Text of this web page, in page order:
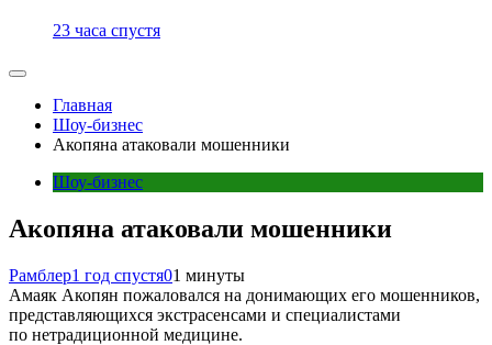
23 часа спустя
Главная
Шоу-бизнес
Акопяна атаковали мошенники
Шоу-бизнес
Акопяна атаковали мошенники
Рамблер1 год спустя01 минуты
Амаяк Акопян пожаловался на донимающих его мошенников,
представляющихся экстрасенсами и специалистами
по нетрадиционной медицине.